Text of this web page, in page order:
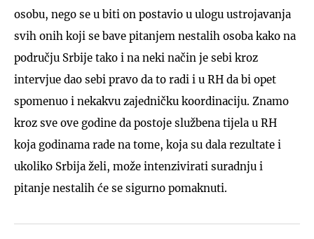
osobu, nego se u biti on postavio u ulogu ustrojavanja
svih onih koji se bave pitanjem nestalih osoba kako na
području Srbije tako i na neki način je sebi kroz
intervjue dao sebi pravo da to radi i u RH da bi opet
spomenuo i nekakvu zajedničku koordinaciju. Znamo
kroz sve ove godine da postoje službena tijela u RH
koja godinama rade na tome, koja su dala rezultate i
ukoliko Srbija želi, može intenzivirati suradnju i
pitanje nestalih će se sigurno pomaknuti.